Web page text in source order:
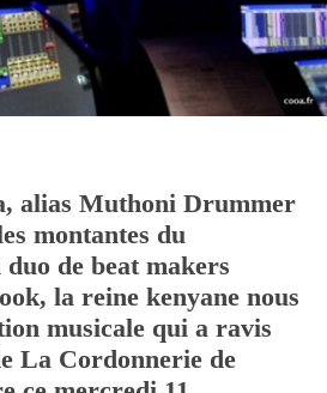
alias Muthoni Drummer
montantes du
de beat makers
la reine kenyane nous
musicale qui a ravis
La Cordonnerie de